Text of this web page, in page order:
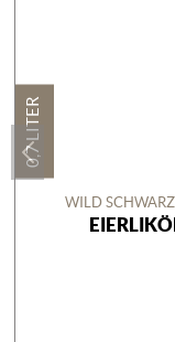
0,7 LITER
WILD